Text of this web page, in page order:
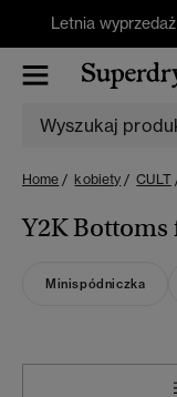
Letnia
Home kobiety CULT
Y2K
Minispódniczka